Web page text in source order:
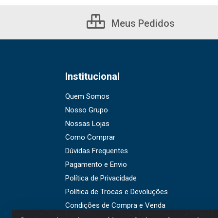
Meus Pedidos
Institucional
Quem Somos
Nosso Grupo
Nossas Lojas
Como Comprar
Dúvidas Frequentes
Pagamento e Envio
Política de Privacidade
Política de Trocas e Devoluções
Condições de Compra e Venda